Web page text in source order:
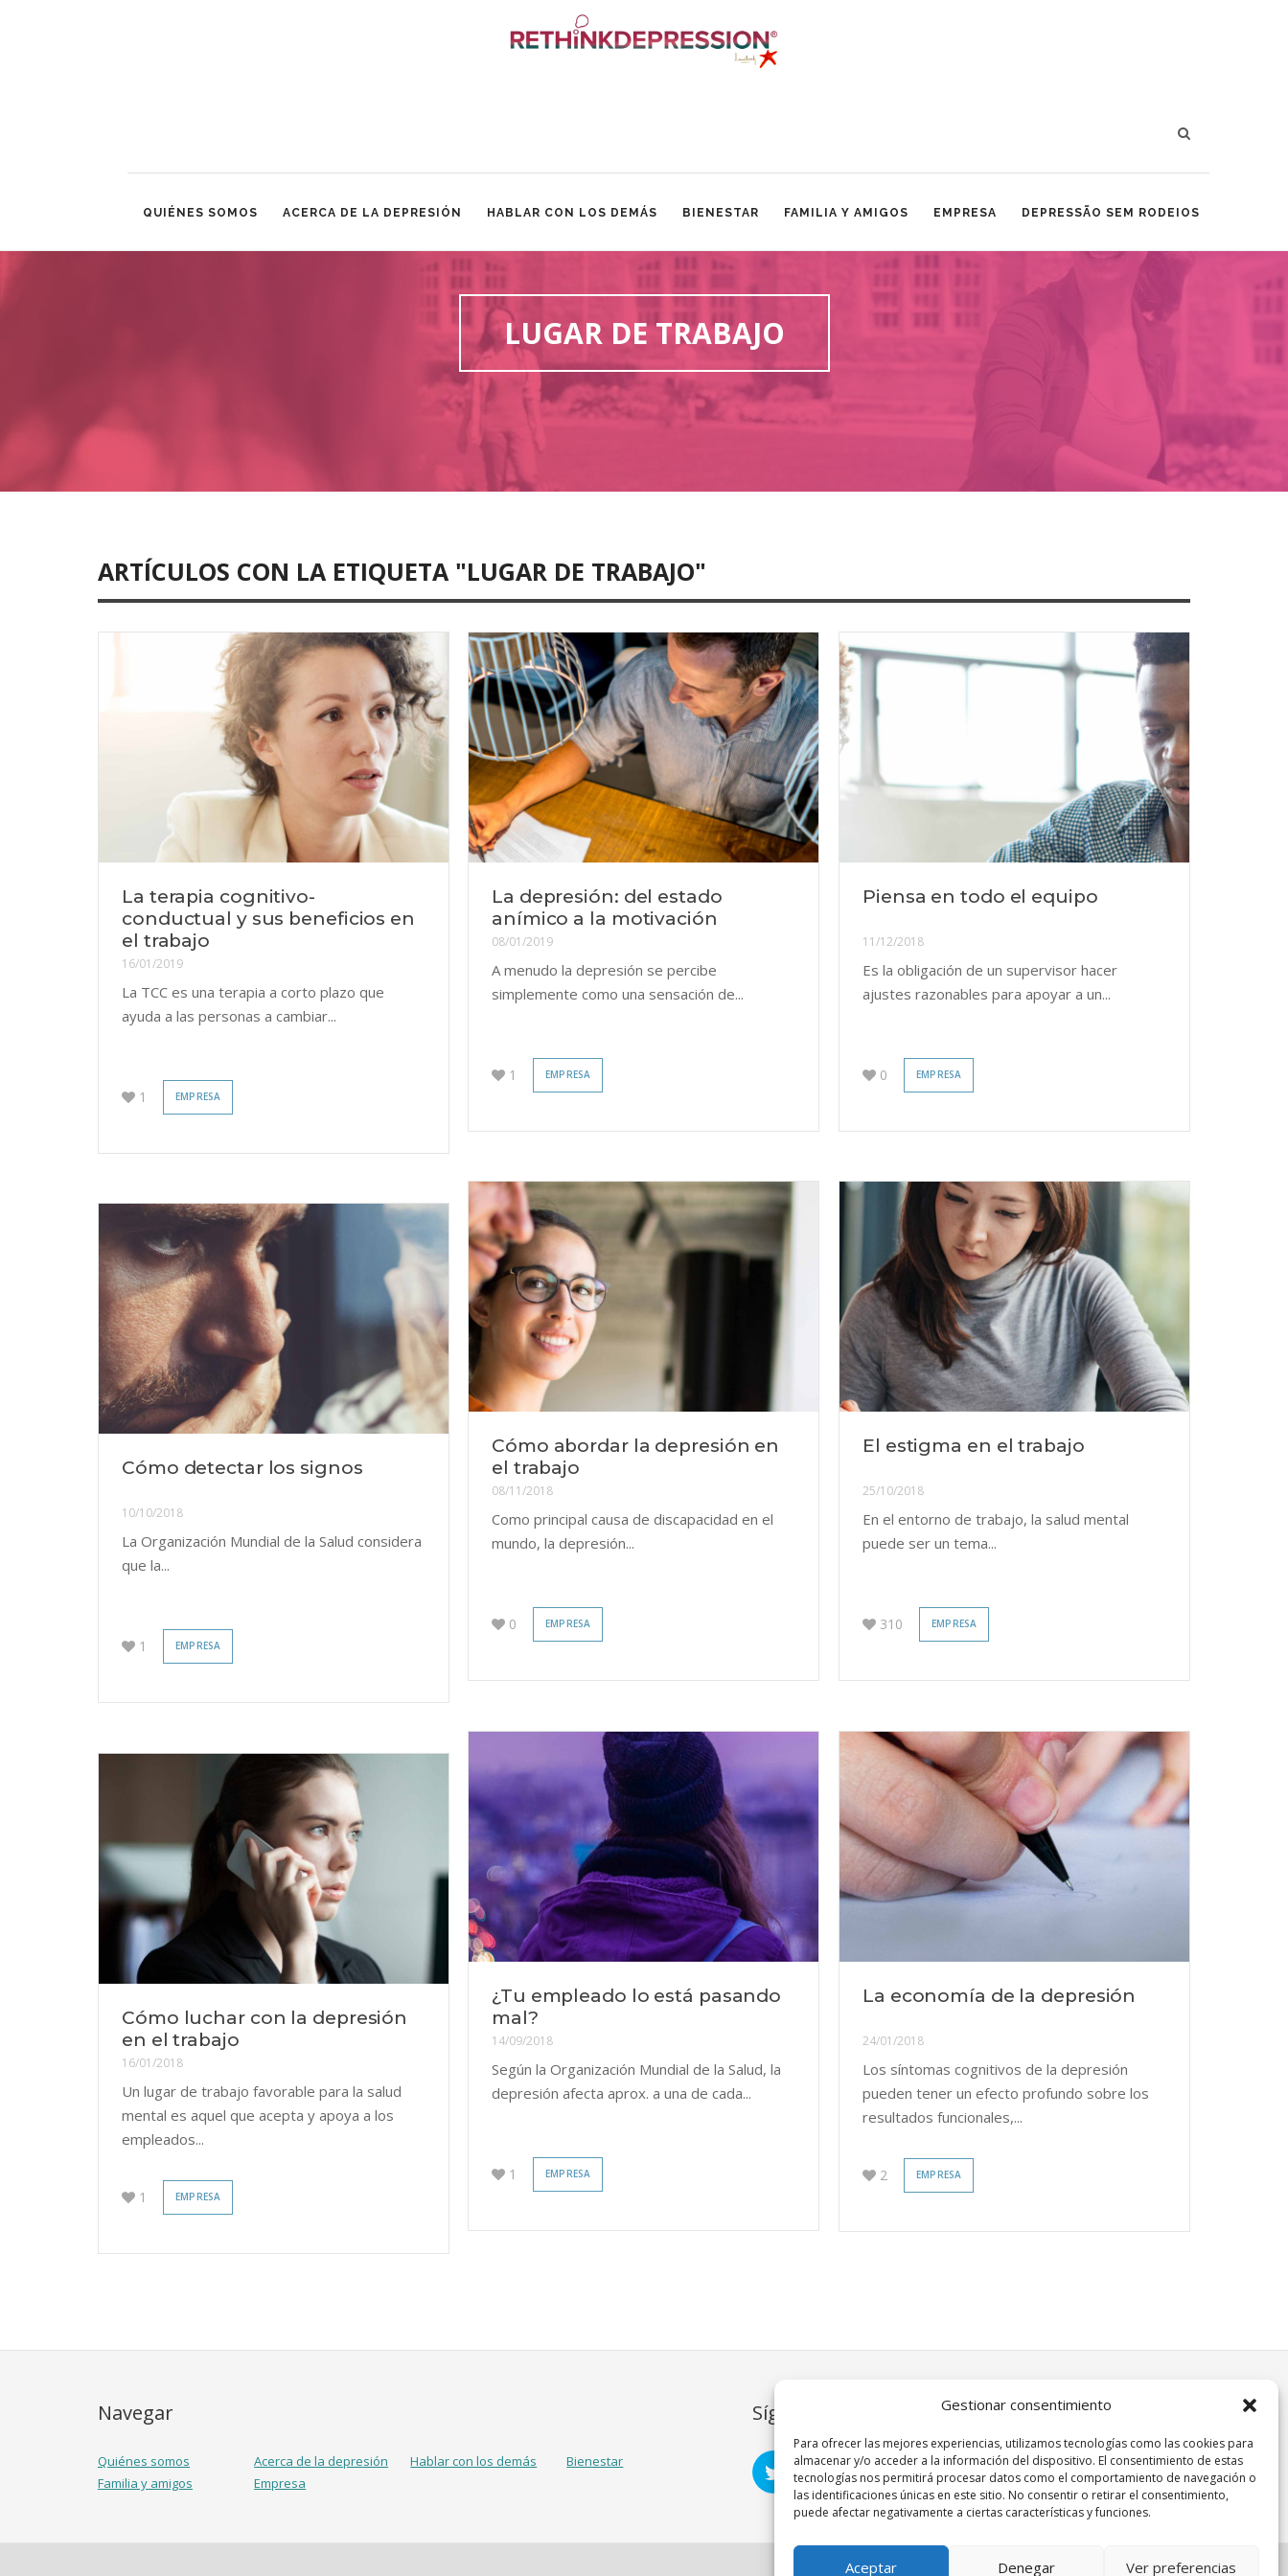
Gestionar consentimiento
Para ofrecer las mejores experiencias, utilizamos tecnologías como las cookies para
almacenar y/o acceder a la información del dispositivo. El consentimiento de estas
tecnologías nos permitirá procesar datos como el comportamiento de navegación o
las identificaciones únicas en este sitio. No consentir o retirar el consentimiento,
puede afectar negativamente a ciertas características y funciones.
Aceptar Denegar Ver preferencias
QUIÉNES SOMOS ACERCA DE LA DEPRESIÓN HABLAR CON LOS DEMÁS BIENESTAR FAMILIA Y AMIGOS EMPRESA DEPRESSÃO SEM RODEIOS
LUGAR DE TRABAJO
ARTÍCULOS CON LA ETIQUETA "LUGAR DE TRABAJO"
La terapia cognitivo-
conductual y sus beneficios en
el trabajo
16/01/2019
La TCC es una terapia a corto plazo que
ayuda a las personas a cambiar...
1 EMPRESA
La depresión: del estado
anímico a la motivación
08/01/2019
A menudo la depresión se percibe
simplemente como una sensación de...
1 EMPRESA
Piensa en todo el equipo
11/12/2018
Es la obligación de un supervisor hacer
ajustes razonables para apoyar a un...
0 EMPRESA
Cómo abordar la depresión en
el trabajo
08/11/2018
Como principal causa de discapacidad en el
mundo, la depresión...
0 EMPRESA
El estigma en el trabajo
25/10/2018
En el entorno de trabajo, la salud mental
puede ser un tema...
310 EMPRESA
Cómo detectar los signos
10/10/2018
La Organización Mundial de la Salud considera
que la...
1 EMPRESA
¿Tu empleado lo está pasando
mal?
14/09/2018
Según la Organización Mundial de la Salud, la
depresión afecta aprox. a una de cada...
1 EMPRESA
La economía de la depresión
24/01/2018
Los síntomas cognitivos de la depresión
pueden tener un efecto profundo sobre los
resultados funcionales,...
2 EMPRESA
Cómo luchar con la depresión
en el trabajo
16/01/2018
Un lugar de trabajo favorable para la salud
mental es aquel que acepta y apoya a los
empleados...
1 EMPRESA
Navegar
Quiénes somos Acerca de la depresión Hablar con los demás
Bienestar
Familia y amigos
Empresa
Síguenos